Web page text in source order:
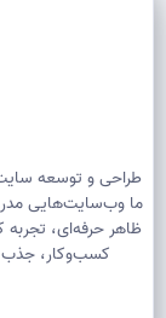
طراحی و توسعه
ما وب‌سایت‌هایی
ظاهر حرفه‌ای، تجربه
کسب‌وکار، جذب